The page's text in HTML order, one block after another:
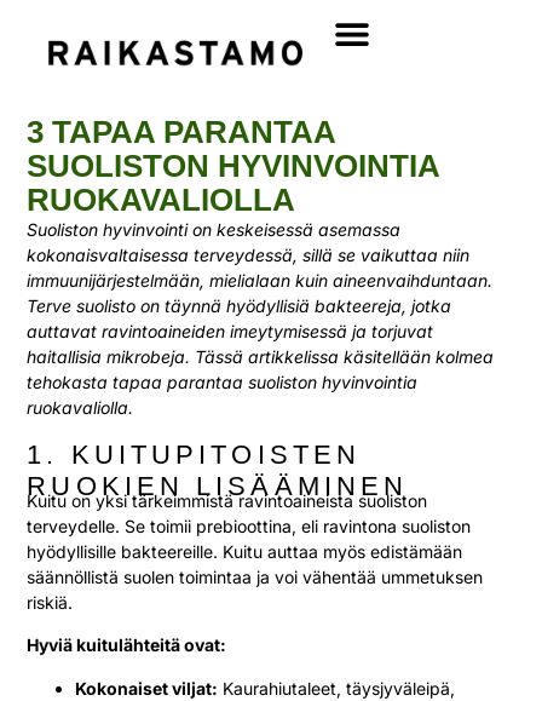
3 TAPAA PARANTAA
SUOLISTON HYVINVOINTIA
RUOKAVALIOLLA
Suoliston hyvinvointi on keskeisessä asemassa
kokonaisvaltaisessa terveydessä, sillä se vaikuttaa niin
immuunijärjestelmään, mielialaan kuin aineenvaihduntaan.
Terve suolisto on täynnä hyödyllisiä bakteereja, jotka
auttavat ravintoaineiden imeytymisessä ja torjuvat
haitallisia mikrobeja. Tässä artikkelissa käsitellään kolmea
tehokasta tapaa parantaa suoliston hyvinvointia
ruokavaliolla.
1. KUITUPITOISTEN
RUOKIEN LISÄÄMINEN
Kuitu on yksi tärkeimmistä ravintoaineista suoliston
terveydelle. Se toimii prebioottina, eli ravintona suoliston
hyödyllisille bakteereille. Kuitu auttaa myös edistämään
säännöllistä suolen toimintaa ja voi vähentää ummetuksen
riskiä.
Hyviä kuitulähteitä ovat:
Kokonaiset viljat: Kaurahiutaleet, täysjyväleipä,